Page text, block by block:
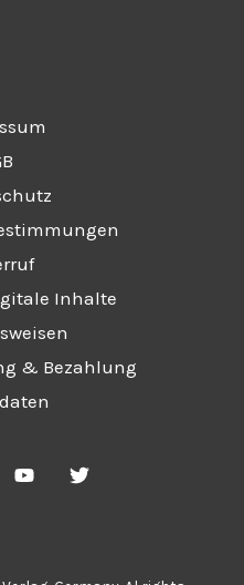
Inhalte
& Bezahlung